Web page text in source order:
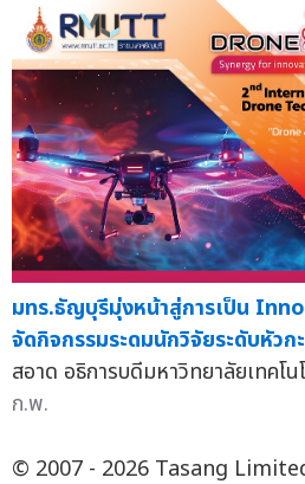
มทร.ธัญบุรีมุ่งหน้าสู่การเป็น
จัดกิจกรรมระดมนักวิจัยระดับหัวก
สอาด อธิการบดีมหาวิทยาลัยเทคโ
ก.พ.
© 2007 - 2026 Tasang